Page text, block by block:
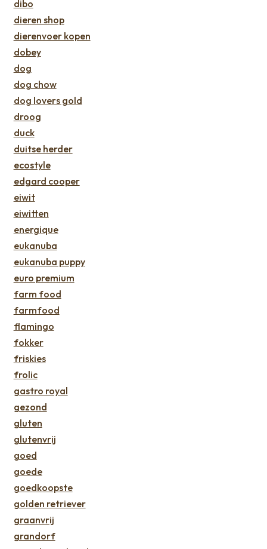
dibo
dieren shop
dierenvoer kopen
dobey
dog
dog chow
dog lovers gold
droog
duck
duitse herder
ecostyle
edgard cooper
eiwit
eiwitten
energique
eukanuba
eukanuba puppy
euro premium
farm food
farmfood
flamingo
fokker
friskies
frolic
gastro royal
gezond
gluten
glutenvrij
goed
goede
goedkoopste
golden retriever
graanvrij
grandorf